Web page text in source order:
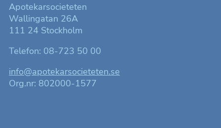
Apotekarsocieteten
Wallingatan 26A
111 24 Stockholm
Telefon: 08-723 50 00
info@apotekarsocieteten.se
Org.nr: 802000-1577